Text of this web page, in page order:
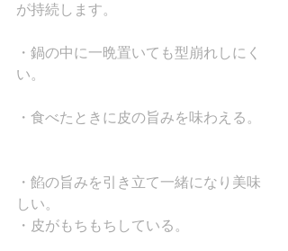
が持続します。
・鍋の中に一晩置いても型崩れしにく
い。
・食べたときに皮の旨みを味わえる。
・餡の旨みを引き立て一緒になり美味
しい。
・皮がもちもちしている。